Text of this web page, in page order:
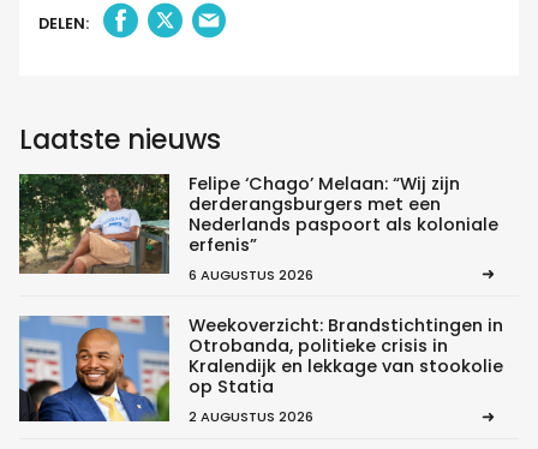
DELEN:
Laatste nieuws
Felipe ‘Chago’ Melaan: “Wij zijn
derderangsburgers met een
Nederlands paspoort als koloniale
erfenis”
6 AUGUSTUS 2026
Weekoverzicht: Brandstichtingen in
Otrobanda, politieke crisis in
Kralendijk en lekkage van stookolie
op Statia
2 AUGUSTUS 2026